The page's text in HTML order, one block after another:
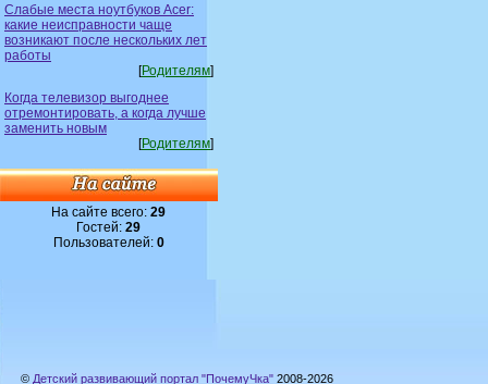
Слабые места ноутбуков Acer:
какие неисправности чаще
возникают после нескольких лет
работы
[Родителям]
Когда телевизор выгоднее
отремонтировать, а когда лучше
заменить новым
[Родителям]
На сайте всего:29
Гостей:29
Пользователей: 0
© Детский развивающий портал "ПочемуЧка" 2008-2026